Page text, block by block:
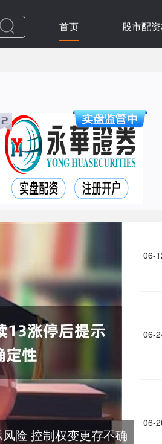
首页 股市配
险 控制权变更存不确
06-
06-
06-